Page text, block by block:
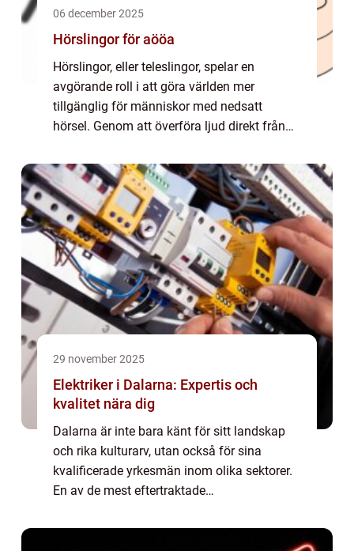
06 december 2025
Hörslingor för aööa
Hörslingor, eller teleslingor, spelar en
avgörande roll i att göra världen mer
tillgänglig för människor med nedsatt
hörsel. Genom att överföra ljud direkt från
29 november 2025
Elektriker i Dalarna: Expertis och
kvalitet nära dig
Dalarna är inte bara känt för sitt landskap
och rika kulturarv, utan också för sina
kvalificerade yrkesmän inom olika sektorer.
En av de mest eftertraktade
m&a...